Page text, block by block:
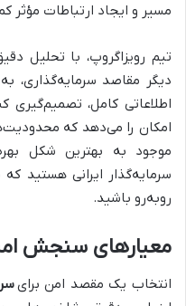
مسیر و ایجاد ارتباطات مؤثر
تیم رویزاگروپ، با تحلیل
دیگر مقاصد سرمایه‌گذاری،
اطلاعاتی کامل،
امکان را می‌دهد که
موجود به بهترین شکل
سرمایه‌گذار ایرانی
روبه‌رو باشید.
معیارهای سنجش
انتخاب یک مقصد امن برای